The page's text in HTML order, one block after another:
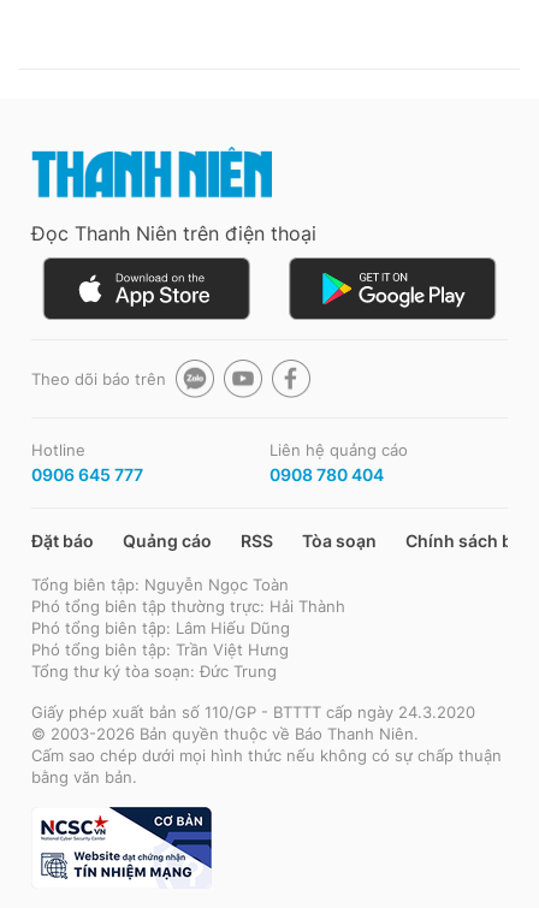
Đọc Thanh Niên trên điện thoại
Theo dõi báo trên
Hotline
0906 645 777
Liên hệ quảng cáo
0908 780 404
Đặt báo Quảng cáo RSS Tòa soạn Chính sách bảo
Tổng biên tập: Nguyễn Ngọc Toàn
Phó tổng biên tập thường trực: Hải Thành
Phó tổng biên tập: Lâm Hiếu Dũng
Phó tổng biên tập: Trần Việt Hưng
Tổng thư ký tòa soạn: Đức Trung
Giấy phép xuất bản số 110/GP - BTTTT cấp ngày 24.3.2020
© 2003-2026 Bản quyền thuộc về Báo Thanh Niên.
Cấm sao chép dưới mọi hình thức nếu không có sự chấp thuận
bằng văn bản.